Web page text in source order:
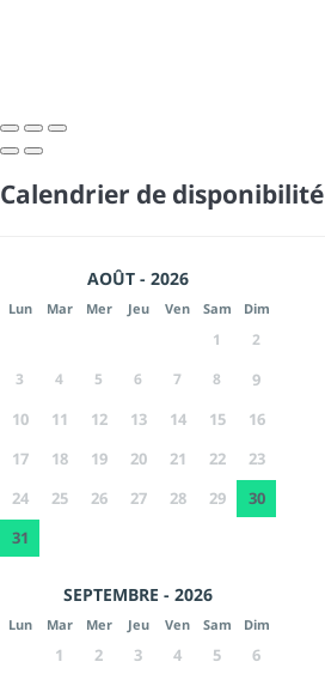
Calendrier de disponibilité
AOÛT - 2026
Lun Mar Mer Jeu Ven Sam Dim
1
2
3
4 5 6 7 8
9
10
11 12 13 14 15
16
17
18 19 20 21 22
23
24
25 26 27 28 29
30
31
SEPTEMBRE - 2026
Lun Mar Mer Jeu Ven Sam Dim
1 2 3 4 5
6